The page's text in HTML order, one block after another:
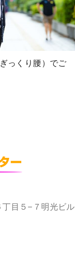
っくり腰）でご
目５−７明光ビル